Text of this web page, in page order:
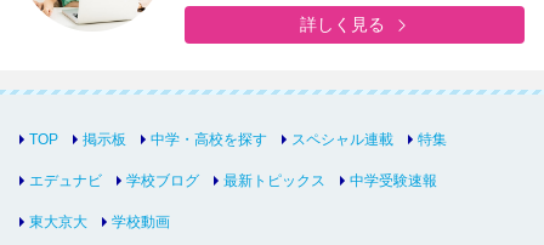
詳しく見る
TOP 掲示板 中学・高校を探す スペシャル連載 特集
エデュナビ 学校ブログ 最新トピックス 中学受験速報
東大京大 学校動画